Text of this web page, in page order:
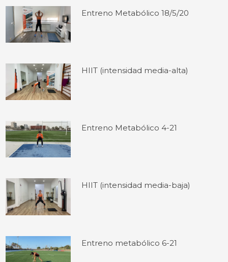
Entreno Metabólico 18/5/20
HIIT (intensidad media-alta)
Entreno Metabólico 4-21
HIIT (intensidad media-baja)
Entreno metabólico 6-21